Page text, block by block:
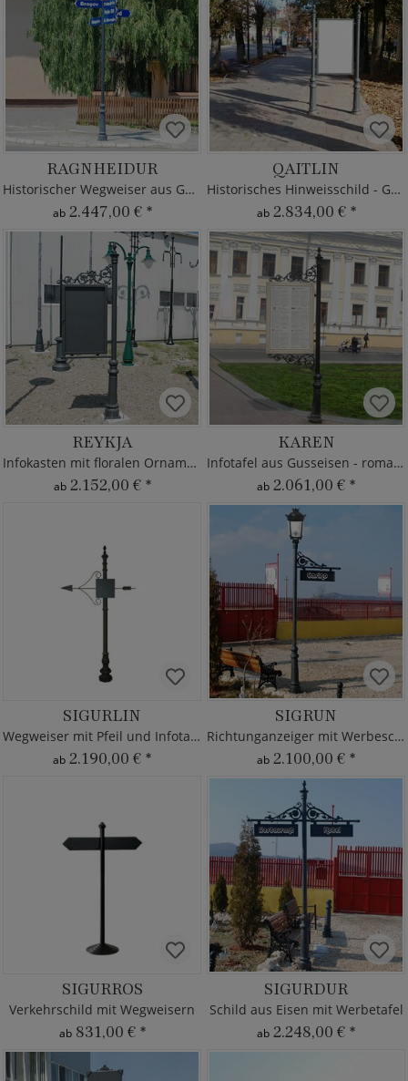
RAGNHEIDUR
Historischer Wegweiser aus Gusseisen
ab 2.447,00 € *
QAITLIN
Historisches Hinweisschild - Gusseisen
ab 2.834,00 € *
REYKJA
Infokasten mit floralen Ornamenten
ab 2.152,00 € *
KAREN
Infotafel aus Gusseisen - romantisch
ab 2.061,00 € *
SIGURLIN
Wegweiser mit Pfeil und Infotafel
ab 2.190,00 € *
SIGRUN
Richtunganzeiger mit Werbeschild
ab 2.100,00 € *
SIGURROS
Verkehrschild mit Wegweisern
ab 831,00 € *
SIGURDUR
Schild aus Eisen mit Werbetafel
ab 2.248,00 € *